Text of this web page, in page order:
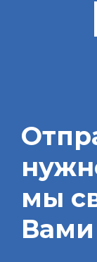
мы
Вами